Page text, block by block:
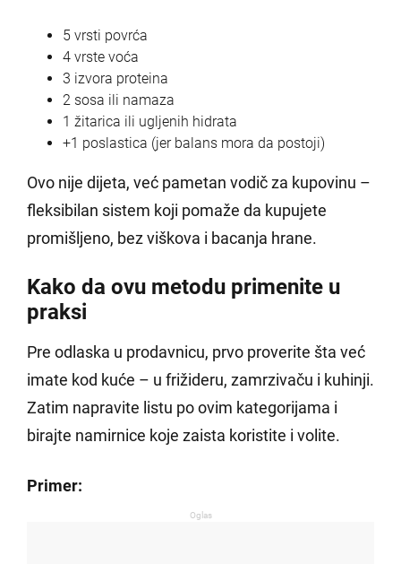
5 vrsti povrća
4 vrste voća
3 izvora proteina
2 sosa ili namaza
1 žitarica ili ugljenih hidrata
+1 poslastica (jer balans mora da postoji)
Ovo nije dijeta, već pametan vodič za kupovinu –
fleksibilan sistem koji pomaže da kupujete
promišljeno, bez viškova i bacanja hrane.
Kako da ovu metodu primenite u
praksi
Pre odlaska u prodavnicu, prvo proverite šta već
imate kod kuće – u frižideru, zamrzivaču i kuhinji.
Zatim napravite listu po ovim kategorijama i
birajte namirnice koje zaista koristite i volite.
Primer:
Oglas